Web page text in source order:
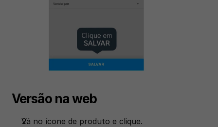
Versão na web
Vá no ícone de produto e clique.